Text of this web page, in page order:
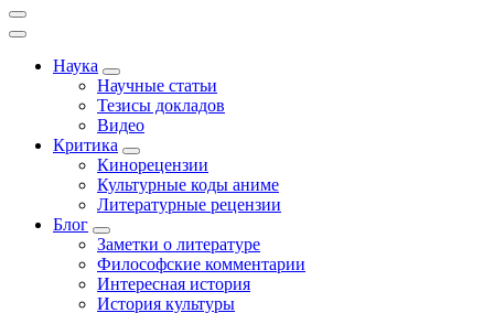
Наука
Научные статьи
Тезисы докладов
Видео
Критика
Кинорецензии
Культурные коды аниме
Литературные рецензии
Блог
Заметки о литературе
Философские комментарии
Интересная история
История культуры